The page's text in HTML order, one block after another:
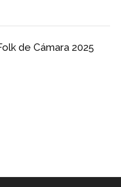
de Cámara 2025